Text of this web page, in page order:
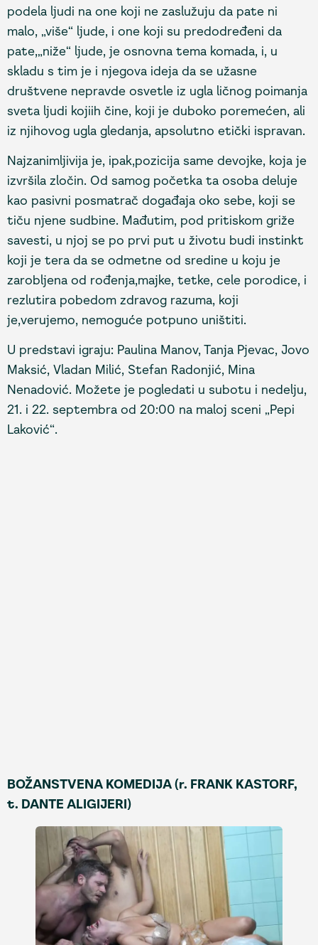
podela ljudi na one koji ne zaslužuju da pate ni
malo, „više“ ljude, i one koji su predodređeni da
pate,„niže“ ljude, je osnovna tema komada, i, u
skladu s tim je i njegova ideja da se užasne
društvene nepravde osvetle iz ugla ličnog poimanja
sveta ljudi kojiih čine, koji je duboko poremećen, ali
iz njihovog ugla gledanja, apsolutno etički ispravan.
Najzanimljivija je, ipak,pozicija same devojke, koja je
izvršila zločin. Od samog početka ta osoba deluje
kao pasivni posmatrač događaja oko sebe, koji se
tiču njene sudbine. Mađutim, pod pritiskom griže
savesti, u njoj se po prvi put u životu budi instinkt
koji je tera da se odmetne od sredine u koju je
zarobljena od rođenja,majke, tetke, cele porodice, i
rezlutira pobedom zdravog razuma, koji
je,verujemo, nemoguće potpuno uništiti.
U predstavi igraju: Paulina Manov, Tanja Pjevac, Jovo
Maksić, Vladan Milić, Stefan Radonjić, Mina
Nenadović. Možete je pogledati u subotu i nedelju,
21. i 22. septembra od 20:00 na maloj sceni „Pepi
Laković“.
BOŽANSTVENA KOMEDIJA (r. FRANK KASTORF,
t. DANTE ALIGIJERI)